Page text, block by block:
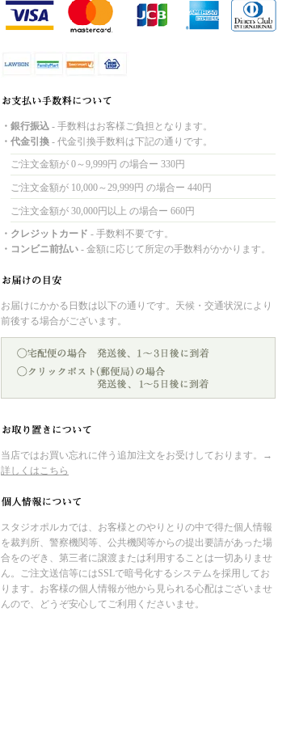
・銀行振込 - 手数料はお客様ご負担となります。
・代金引換 - 代金引換手数料は下記の通りです。
ご注文金額が 0～9,999円 の場合ー 330円
ご注文金額が 10,000～29,999円 の場合ー 440円
ご注文金額が 30,000円以上 の場合ー 660円
・クレジットカード - 手数料不要です。
・コンビニ前払い - 金額に応じて所定の手数料がかかります。
お届けにかかる日数は以下の通りです。天候・交通状況により
前後する場合がございます。
当店ではお買い忘れに伴う追加注文をお受けしております。→
詳しくはこちら
スタジオポルカでは、お客様とのやりとりの中で得た個人情報
を裁判所、警察機関等、公共機関等からの提出要請があった場
合をのぞき、第三者に譲渡または利用することは一切ありませ
ん。ご注文送信等にはSSLで暗号化するシステムを採用してお
ります。お客様の個人情報が他から見られる心配はございませ
んので、どうぞ安心してご利用くださいませ。